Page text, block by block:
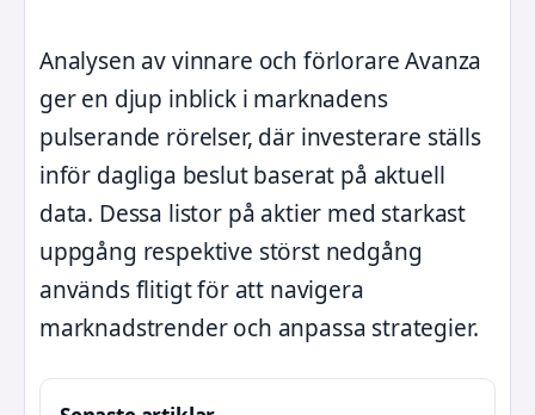
Analysen av vinnare och förlorare Avanza
ger en djup inblick i marknadens
pulserande rörelser, där investerare ställs
inför dagliga beslut baserat på aktuell
data. Dessa listor på aktier med starkast
uppgång respektive störst nedgång
används flitigt för att navigera
marknadstrender och anpassa strategier.